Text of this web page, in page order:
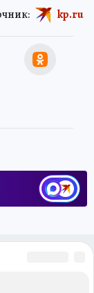
kp.ru